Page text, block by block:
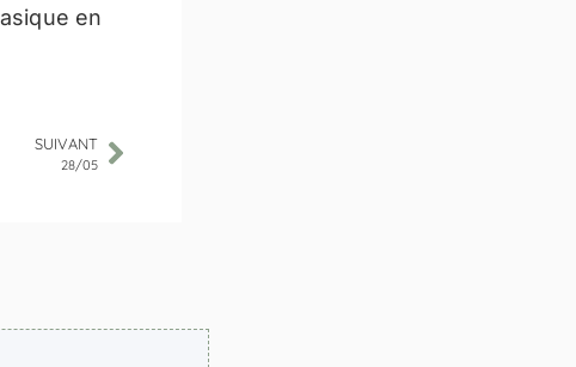
en
SUIVANT
28/05